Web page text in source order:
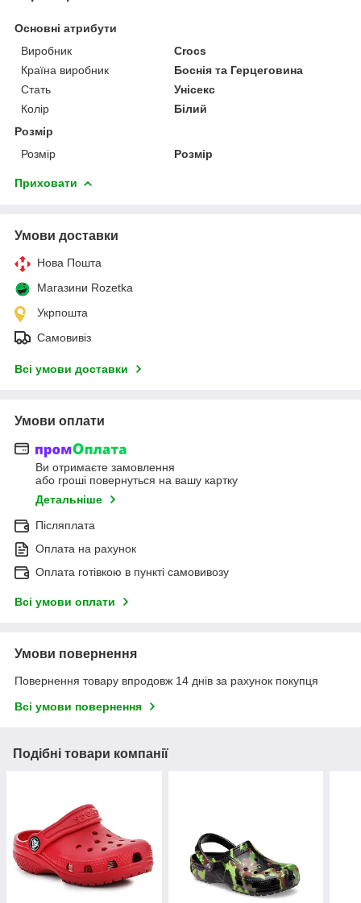
Основні атрибути
Виробник
Crocs
Країна виробник
Боснія та Герцеговина
Стать
Унісекс
Колір
Білий
Розмір
Розмір
Розмір
Приховати
Умови доставки
Нова Пошта
Магазини Rozetka
Укрпошта
Самовивіз
Всі умови доставки
Умови оплати
Ви отримаєте замовлення
або гроші повернуться на вашу картку
Детальніше
Післяплата
Оплата на рахунок
Оплата готівкою в пункті самовивозу
Всі умови оплати
Умови повернення
Повернення товару впродовж 14 днів за рахунок покупця
Всі умови повернення
Подібні товари компанії